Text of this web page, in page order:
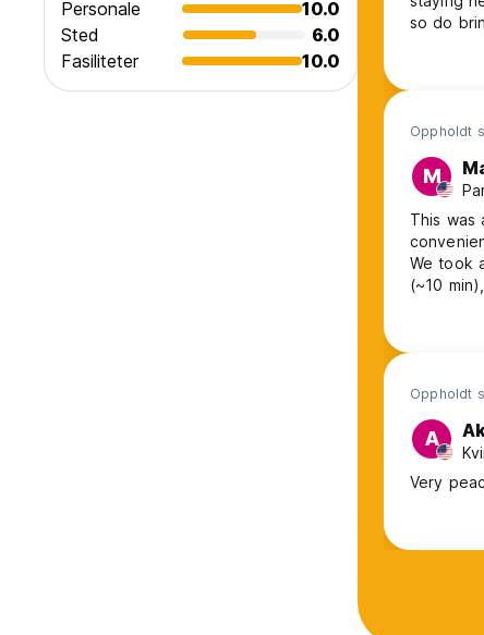
Personale
10.0
Sted
6.0
Fasiliteter
10.0
so do
one
but still
Oppholdt
M
This was
We took
(~10
host
Sunday
Oppholdt
A
Very